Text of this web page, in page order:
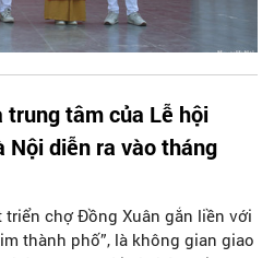
trung tâm của Lễ hội
Nội diễn ra vào tháng
chợ Đồng Xuân gắn liền với
thành phố”, là không gian giao